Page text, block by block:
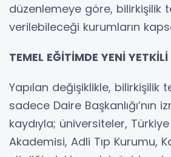
düzenlemeye göre, bilirkişilik
verilebileceği kurumların
TEMEL EĞİTİMDE YENİ
Yapılan değişiklikle, bilirkişilik
sadece Daire Başkanlığı’nın
kaydıyla; üniversiteler,
Akademisi, Adli Tıp Kurumu,